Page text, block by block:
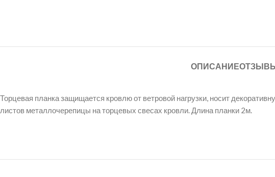
ОПИСАНИЕ
Торцевая планка защищается кровлю от ветровой нагрузки, носит
листов металлочерепицы на торцевых свесах кровли. Длина планки 2м.